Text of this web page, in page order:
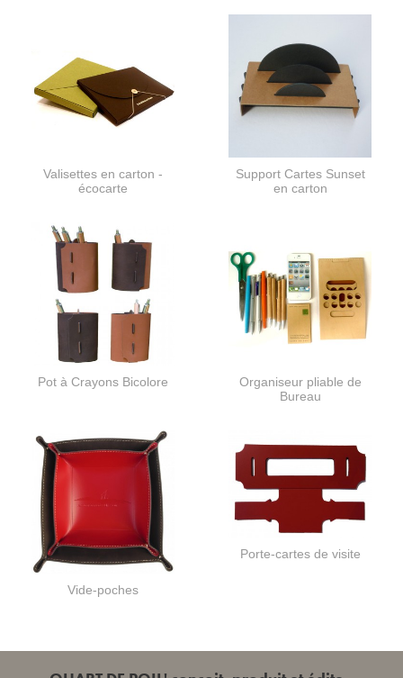
Valisettes en carton -
écocarte
Support Cartes Sunset
en carton
Pot à Crayons Bicolore
Organiseur pliable de
Bureau
Vide-poches
Porte-cartes de visite